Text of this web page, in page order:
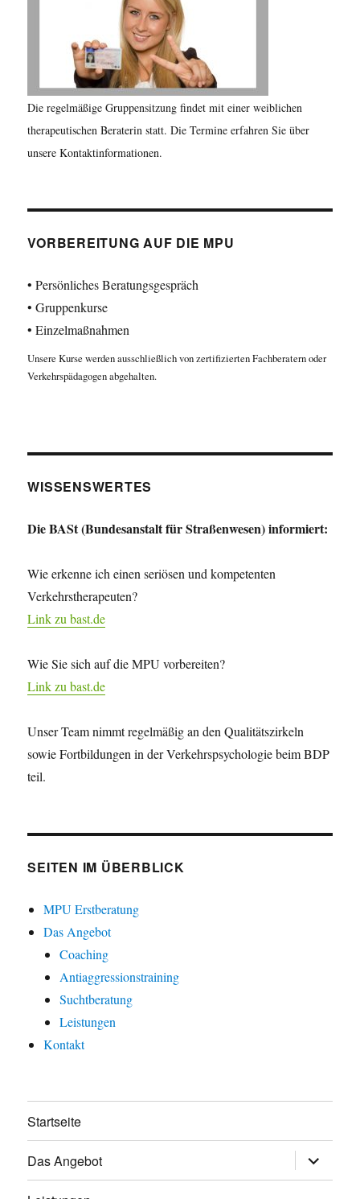
Die regelmäßige Gruppensitzung findet mit einer weiblichen
therapeutischen Beraterin statt. Die Termine erfahren Sie über
unsere Kontaktinformationen.
VORBEREITUNG AUF DIE MPU
• Persönliches Beratungsgespräch
• Gruppenkurse
• Einzelmaßnahmen
Unsere Kurse werden ausschließlich von zertifizierten Fachberatern oder
Verkehrspädagogen abgehalten.
WISSENSWERTES
Die BASt (Bundesanstalt für Straßenwesen) informiert:
Wie erkenne ich einen seriösen und kompetenten
Verkehrstherapeuten?
Link zu bast.de
Wie Sie sich auf die MPU vorbereiten?
Link zu bast.de
Unser Team nimmt regelmäßig an den Qualitätszirkeln
sowie Fortbildungen in der Verkehrspsychologie beim BDP
teil.
SEITEN IM ÜBERBLICK
MPU Erstberatung
Das Angebot
Coaching
Antiaggressionstraining
Suchtberatung
Leistungen
Kontakt
Startseite
Das Angebot
öffnen